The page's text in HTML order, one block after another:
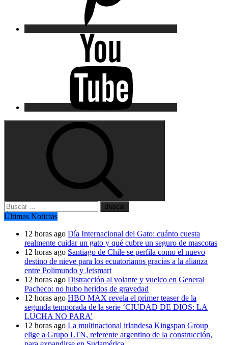
Buscar:
Últimas Noticias
12 horas ago Día Internacional del Gato: cuánto cuesta
realmente cuidar un gato y qué cubre un seguro de mascotas
12 horas ago Santiago de Chile se perfila como el nuevo
destino de nieve para los ecuatorianos gracias a la alianza
entre Polimundo y Jetsmart
12 horas ago Distracción al volante y vuelco en General
Pacheco: no hubo heridos de gravedad
12 horas ago HBO MAX revela el primer teaser de la
segunda temporada de la serie ‘CIUDAD DE DIOS: LA
LUCHA NO PARA’
12 horas ago La multinacional irlandesa Kingspan Group
elige a Grupo LTN, referente argentino de la construcción,